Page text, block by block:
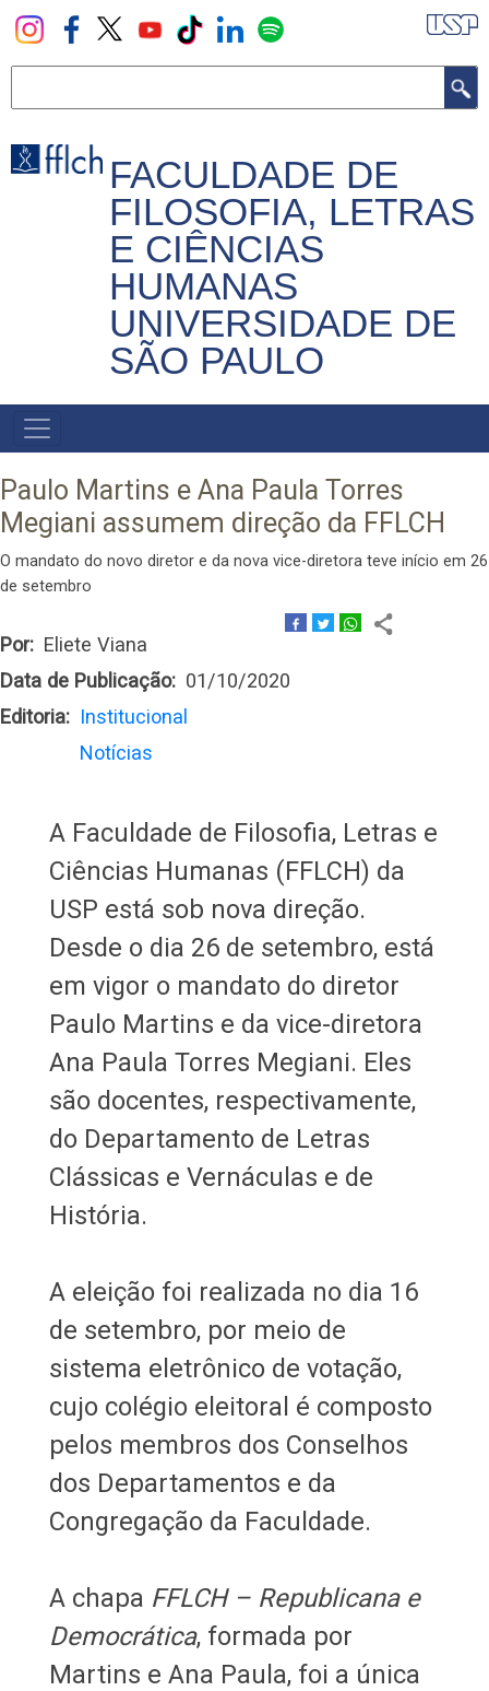
Pular
para
principal
FACULDADE DE
FILOSOFIA, LETRAS
E CIÊNCIAS
HUMANAS
UNIVERSIDADE DE
SÃO PAULO
NAVEGADOR
PRINCIPAL
Paulo Martins e Ana Paula Torres
Megiani assumem direção da FFLCH
O mandato do novo diretor e da nova vice-diretora teve início em 26
de setembro
Por
Eliete Viana
Data de Publicação
01/10/2020
Editoria
Institucional
Notícias
​​​​​​​A Faculdade de Filosofia, Letras e
Ciências Humanas (FFLCH) da
USP está sob nova direção.
Desde o dia 26 de setembro, está
em vigor o mandato do diretor
Paulo Martins e da vice-diretora
Ana Paula Torres Megiani. Eles
são docentes, respectivamente,
do Departamento de Letras
Clássicas e Vernáculas e de
História.
A eleição foi realizada no dia 16
de setembro, por meio de
sistema eletrônico de votação,
cujo colégio eleitoral é composto
pelos membros dos Conselhos
dos Departamentos e da
Congregação da Faculdade.
A chapa FFLCH – Republicana e
Democrática, formada por
Martins e Ana Paula, foi a única